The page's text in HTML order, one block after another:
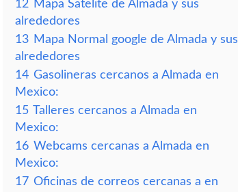
12 Mapa Satelite de Almada y sus
alrededores
13 Mapa Normal google de Almada y sus
alrededores
14 Gasolineras cercanos a Almada en
Mexico:
15 Talleres cercanos a Almada en
Mexico:
16 Webcams cercanas a Almada en
Mexico:
17 Oficinas de correos cercanas a en